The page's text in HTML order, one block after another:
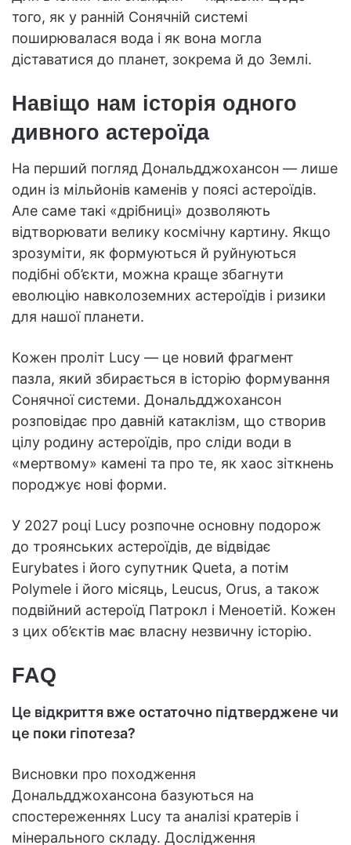
того, як у ранній Сонячній системі
поширювалася вода і як вона могла
діставатися до планет, зокрема й до Землі.
Навіщо нам історія одного
дивного астероїда
На перший погляд Дональдджохансон — лише
один із мільйонів каменів у поясі астероїдів.
Але саме такі «дрібниці» дозволяють
відтворювати велику космічну картину. Якщо
зрозуміти, як формуються й руйнуються
подібні об’єкти, можна краще збагнути
еволюцію навколоземних астероїдів і ризики
для нашої планети.
Кожен проліт Lucy — це новий фрагмент
пазла, який збирається в історію формування
Сонячної системи. Дональдджохансон
розповідає про давній катаклізм, що створив
цілу родину астероїдів, про сліди води в
«мертвому» камені та про те, як хаос зіткнень
породжує нові форми.
У 2027 році Lucy розпочне основну подорож
до троянських астероїдів, де відвідає
Eurybates і його супутник Queta, а потім
Polymele і його місяць, Leucus, Orus, а також
подвійний астероїд Патрокл і Меноетій. Кожен
з цих об’єктів має власну незвичну історію.
FAQ
Це відкриття вже остаточно підтверджене чи
це поки гіпотеза?
Висновки про походження
Дональдджохансона базуються на
спостереженнях Lucy та аналізі кратерів і
мінерального складу. Дослідження